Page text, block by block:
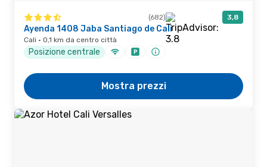
(682) 3,8
Ayenda 1408 Jaba Santiago de Cali
Cali · 0,1 km da centro città
Posizione centrale
Mostra prezzi